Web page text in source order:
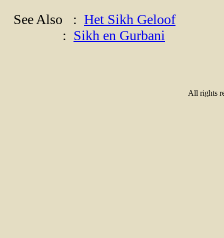
See Also : Het Sikh Geloof
: Sikh en Gurbani
All rights